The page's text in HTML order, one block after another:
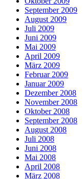
September 2009
August 2009
Juli 2009
Juni 2009
Mai 2009
April 2009
März 2009
Februar 2009
Januar 2009
Dezember 2008
November 2008
Oktober 2008
September 2008
August 2008
Juli 2008
Juni 2008
Mai 2008
April 2008
März 2008